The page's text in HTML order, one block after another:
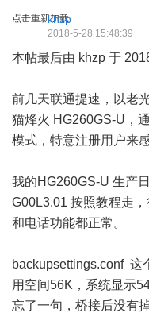
点击重新加载
khzp
2018-5-28 15:48:39
本帖最后由 khzp 于
前几天联通提速，以老
猫烽火 HG260GS-U，
模式，特意注册用户来
我的HG260GS-U 生产
G00L3.01 按照教程走
和电话功能都正常。
backupsettings.conf 这
用空间56K，系统显示
忘了一句，桥接后没有